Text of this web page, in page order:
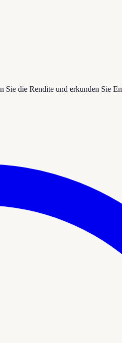
die Rendite und erkunden Sie